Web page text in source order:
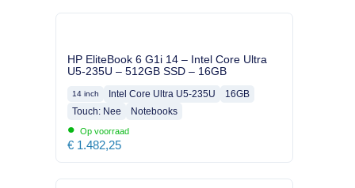
HP EliteBook 6 G1i 14 – Intel Core Ultra
U5-235U – 512GB SSD – 16GB
14 inch Intel Core Ultra U5-235U
16GB
Touch: Nee
Notebooks
• Op voorraad
€ 1.482,25